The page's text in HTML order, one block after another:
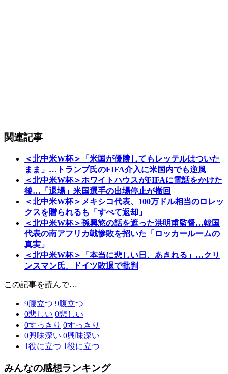
関連記事
＜北中米W杯＞「米国が優勝してもレッテルはついた
まま」…トランプ氏のFIFA介入に米国内でも逆風
＜北中米W杯＞ホワイトハウスがFIFAに電話をかけた
後…「退場」米国選手の出場停止が撤回
＜北中米W杯＞メキシコ代表、100万ドル相当のロレッ
クスを贈られるも「すべて返却」
＜北中米W杯＞孫興慜の話を遮った洪明甫監督…韓国
代表の南アフリカ戦惨敗を招いた「ロッカールームの
真実」
＜北中米W杯＞「本当に悲しい日、あきれる」…クリ
ンスマン氏、ドイツ敗退で批判
この記事を読んで…
9腹立つ 9腹立つ
0悲しい 0悲しい
0すっきり 0すっきり
0興味深い 0興味深い
1役に立つ 1役に立つ
みんなの感想ランキング